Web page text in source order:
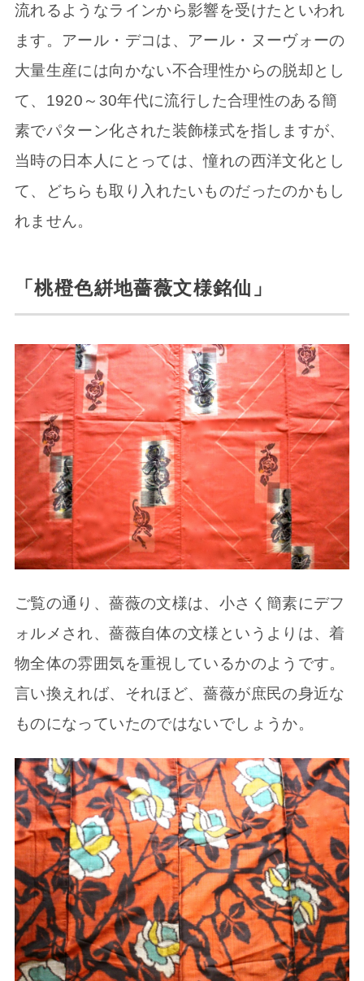
流れるようなラインから影響を受けたといわれ
ます。アール・デコは、アール・ヌーヴォーの
大量生産には向かない不合理性からの脱却とし
て、1920～30年代に流行した合理性のある簡
素でパターン化された装飾様式を指しますが、
当時の日本人にとっては、憧れの西洋文化とし
て、どちらも取り入れたいものだったのかもし
れません。
「桃橙色絣地薔薇文様銘仙」
ご覧の通り、薔薇の文様は、小さく簡素にデフ
ォルメされ、薔薇自体の文様というよりは、着
物全体の雰囲気を重視しているかのようです。
言い換えれば、それほど、薔薇が庶民の身近な
ものになっていたのではないでしょうか。